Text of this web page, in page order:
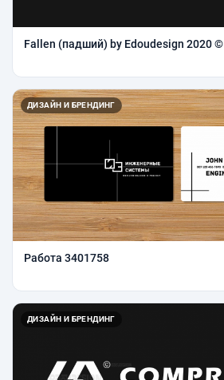
Fallen (падший) by Edoudesign 2020 ©
ДИЗАЙН И БРЕНДИНГ
Работа 3401758
ДИЗАЙН И БРЕНДИНГ